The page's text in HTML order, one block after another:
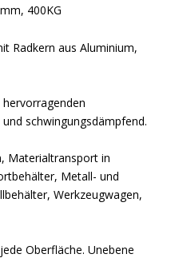
400KG
Radkern aus Aluminium,
schwingungsdämpfend.
Materialtransport in
Metall- und
Werkzeugwagen,
Oberfläche. Unebene